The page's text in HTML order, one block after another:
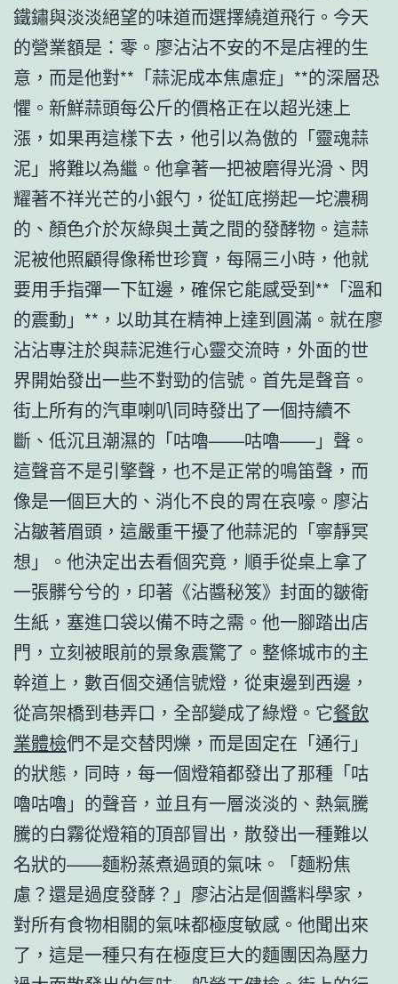
鐵鏽與淡淡絕望的味道而選擇繞道飛行。今天
的營業額是：零。廖沾沾不安的不是店裡的生
意，而是他對**「蒜泥成本焦慮症」**的深層恐
懼。新鮮蒜頭每公斤的價格正在以超光速上
漲，如果再這樣下去，他引以為傲的「靈魂蒜
泥」將難以為繼。他拿著一把被磨得光滑、閃
耀著不祥光芒的小銀勺，從缸底撈起一坨濃稠
的、顏色介於灰綠與土黃之間的發酵物。這蒜
泥被他照顧得像稀世珍寶，每隔三小時，他就
要用手指彈一下缸邊，確保它能感受到**「溫和
的震動」**，以助其在精神上達到圓滿。就在廖
沾沾專注於與蒜泥進行心靈交流時，外面的世
界開始發出一些不對勁的信號。首先是聲音。
街上所有的汽車喇叭同時發出了一個持續不
斷、低沉且潮濕的「咕嚕——咕嚕——」聲。
這聲音不是引擎聲，也不是正常的鳴笛聲，而
像是一個巨大的、消化不良的胃在哀嚎。廖沾
沾皺著眉頭，這嚴重干擾了他蒜泥的「寧靜冥
想」。他決定出去看個究竟，順手從桌上拿了
一張髒兮兮的，印著《沾醬秘笈》封面的皺衛
生紙，塞進口袋以備不時之需。他一腳踏出店
門，立刻被眼前的景象震驚了。整條城市的主
幹道上，數百個交通信號燈，從東邊到西邊，
從高架橋到巷弄口，全部變成了綠燈。它餐飲
業體檢們不是交替閃爍，而是固定在「通行」
的狀態，同時，每一個燈箱都發出了那種「咕
嚕咕嚕」的聲音，並且有一層淡淡的、熱氣騰
騰的白霧從燈箱的頂部冒出，散發出一種難以
名狀的——麵粉蒸煮過頭的氣味。「麵粉焦
慮？還是過度發酵？」廖沾沾是個醬料學家，
對所有食物相關的氣味都極度敏感。他聞出來
了，這是一種只有在極度巨大的麵團因為壓力